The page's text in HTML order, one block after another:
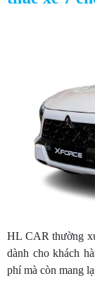
HL CAR thường
dành cho khách
phí mà còn mang